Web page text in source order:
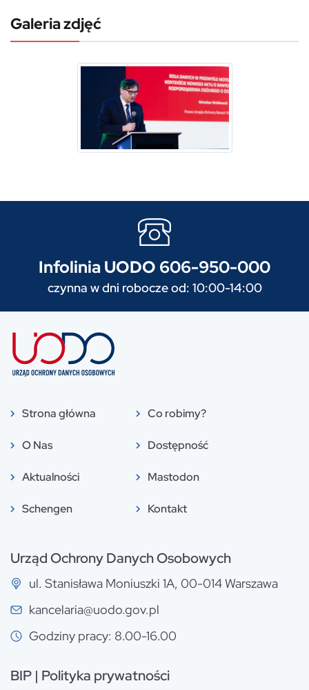
Galeria zdjęć
Infolinia UODO 606-950-000
czynna w dni robocze od: 10:00-14:00
Strona główna
O Nas
Aktualności
Schengen
Co robimy?
Dostępność
Mastodon
Kontakt
Urząd Ochrony Danych Osobowych
ul. Stanisława Moniuszki 1A, 00-014 Warszawa
kancelaria@uodo.gov.pl
Godziny pracy: 8.00-16.00
BIP | Polityka prywatności